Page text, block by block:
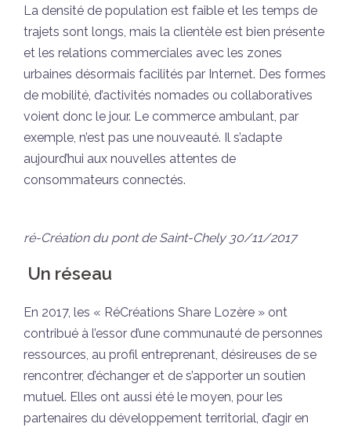
La densité de population est faible et les temps de
trajets sont longs, mais la clientèle est bien présente
et les relations commerciales avec les zones
urbaines désormais facilités par Internet. Des formes
de mobilité, d’activités nomades ou collaboratives
voient donc le jour. Le commerce ambulant, par
exemple, n’est pas une nouveauté. Il s’adapte
aujourd’hui aux nouvelles attentes de
consommateurs connectés.
ré-Création du pont de Saint-Chely 30/11/2017
Un réseau
En 2017, les « RéCréations Share Lozère » ont
contribué à l’essor d’une communauté de personnes
ressources, au profil entreprenant, désireuses de se
rencontrer, d’échanger et de s’apporter un soutien
mutuel. Elles ont aussi été le moyen, pour les
partenaires du développement territorial, d’agir en